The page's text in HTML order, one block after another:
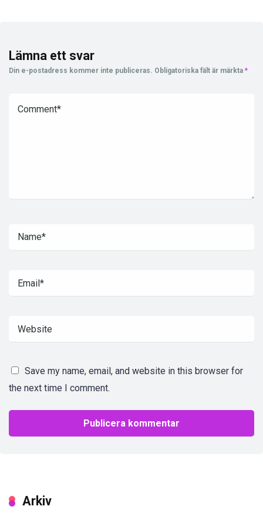
Lämna ett svar
Din e-postadress kommer inte publiceras. Obligatoriska fält är märkta *
Save my name, email, and website in this browser for
the next time I comment.
Arkiv